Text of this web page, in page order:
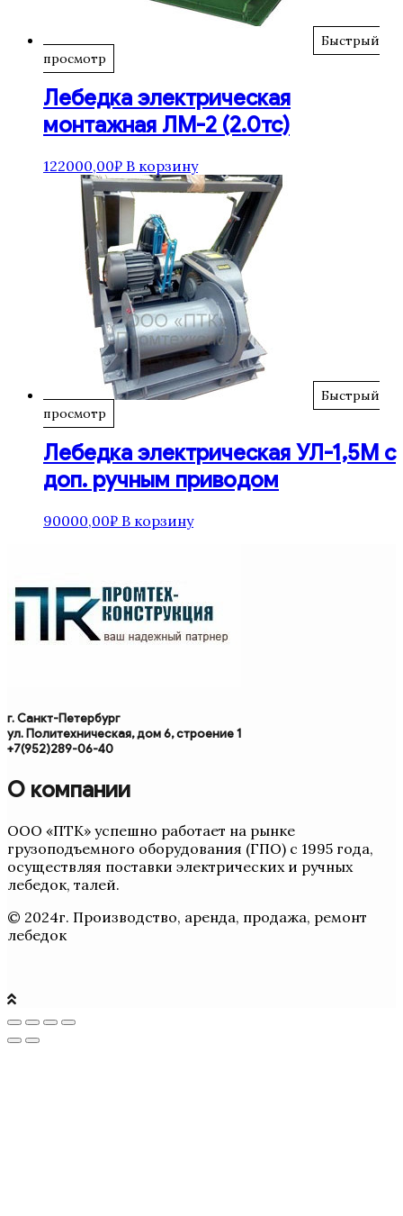
Быстрый
просмотр
Лебедка электрическая
монтажная ЛМ-2 (2.0тс)
122000,00₽ В корзину
Быстрый
просмотр
Лебедка электрическая УЛ-1,5М с
доп. ручным приводом
90000,00₽ В корзину
г. Санкт-Петербург
ул. Политехническая, дом 6, строение 1
+7(952)289-06-40
О компании
ООО «ПТК» успешно работает на рынке
грузоподъемного оборудования (ГПО) с 1995 года,
осуществляя поставки электрических и ручных
лебедок, талей.
© 2024г. Производство, аренда, продажа, ремонт
лебедок